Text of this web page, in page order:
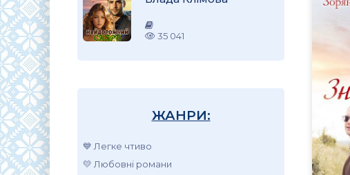
35 041
ЖАНРИ:
💙 Легке чтиво
💛 Любовні романи